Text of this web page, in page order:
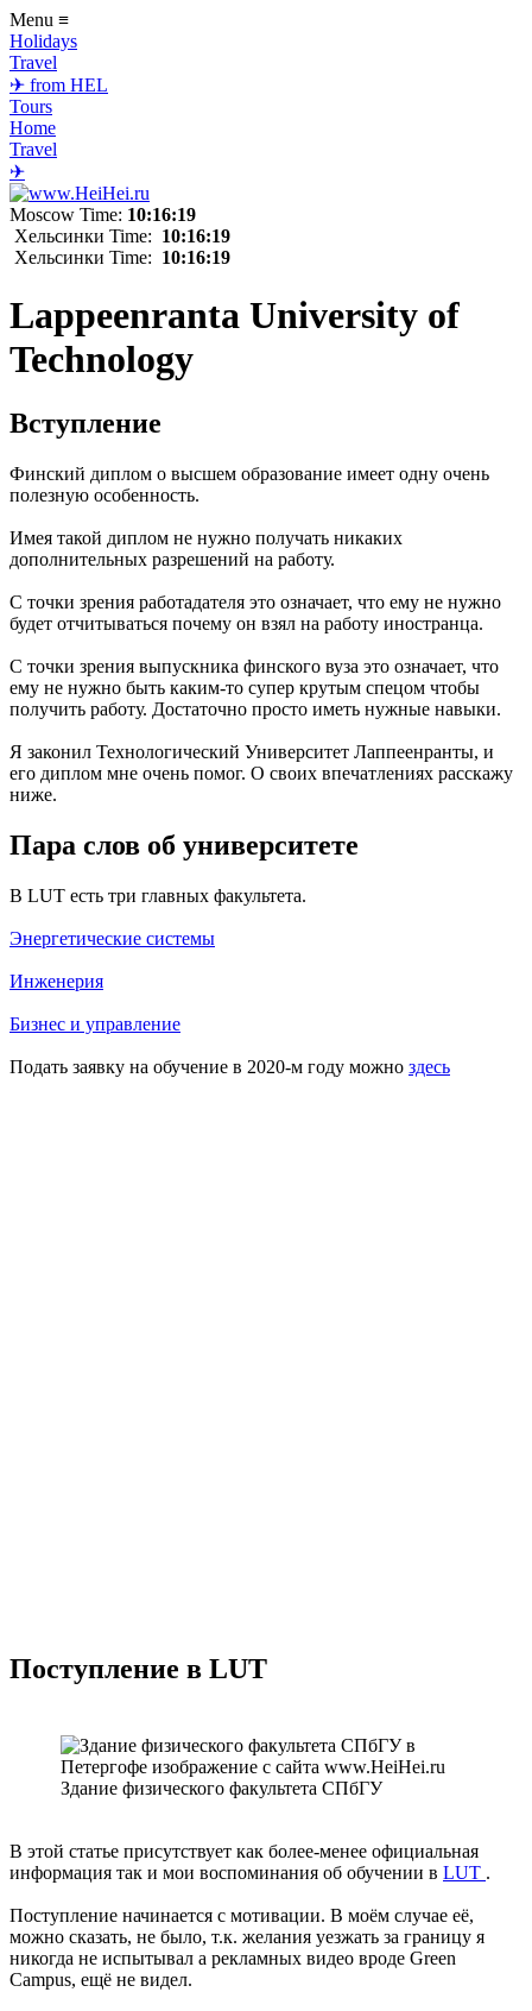
Menu ≡
Holidays
Travel
✈ from HEL
Tours
Home
Travel
✈
Moscow Time: 10:16:19
Хельсинки Time: 10:16:19
Хельсинки Time: 10:16:19
Lappeenranta University of
Technology
Вступление
Финский диплом о высшем образование имеет одну очень
полезную особенность.
Имея такой диплом не нужно получать никаких
дополнительных разрешений на работу.
С точки зрения работадателя это означает, что ему не нужно
будет отчитываться почему он взял на работу иностранца.
С точки зрения выпускника финского вуза это означает, что
ему не нужно быть каким-то супер крутым спецом чтобы
получить работу. Достаточно просто иметь нужные навыки.
Я законил Технологический Университет Лаппеенранты, и
его диплом мне очень помог. О своих впечатлениях расскажу
ниже.
Пара слов об университете
В LUT есть три главных факультета.
Энергетические системы
Инженерия
Бизнес и управление
Подать заявку на обучение в 2020-м году можно здесь
Поступление в LUT
Здание физического факультета СПбГУ
В этой статье присутствует как более-менее официальная
информация так и мои воспоминания об обучении в LUT .
Поступление начинается с мотивации. В моём случае её,
можно сказать, не было, т.к. желания уезжать за границу я
никогда не испытывал а рекламных видео вроде Green
Campus, ещё не видел.